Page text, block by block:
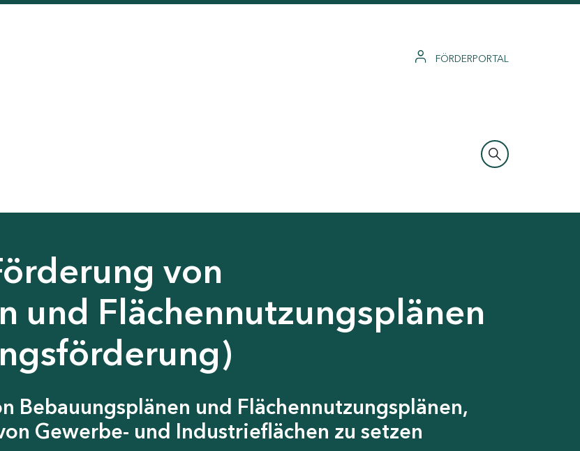
FÖRDERPORTAL
von
und Flächennutzungsplänen
Bebauungsplänen und Flächennutzungsplänen,
Gewerbe- und Industrieflächen zu setzen